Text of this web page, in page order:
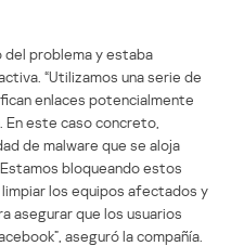
problema y estaba
“Utilizamos una serie de
enlaces potencialmente
En este caso concreto,
de malware que se aloja
bloqueando estos
los equipos afectados y
asegurar que los usuarios
aseguró la compañía.